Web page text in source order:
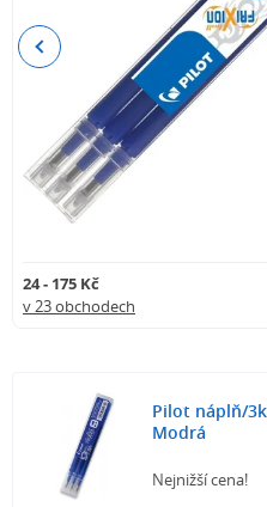
24 - 175 Kč
v 23 obchodech
Previous
Pilot náplň/
Modrá
Nejnižší cena!